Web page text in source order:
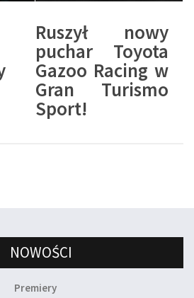
Ruszył nowy
puchar Toyota
Gazoo Racing w
Gran Turismo
Sport!
NOWOŚCI
Premiery